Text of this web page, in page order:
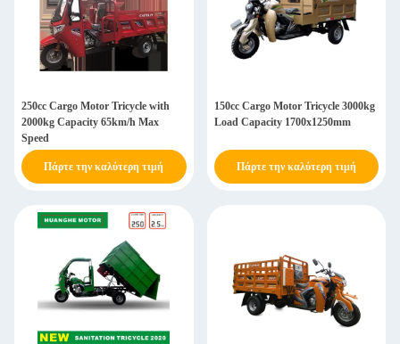
250cc Cargo Motor Tricycle with
2000kg Capacity 65km/h Max
Speed
Πάρτε την καλύτερη τιμή
150cc Cargo Motor Tricycle 3000kg
Load Capacity 1700x1250mm
Πάρτε την καλύτερη τιμή